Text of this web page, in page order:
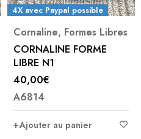
4X avec Paypal possible
Cornaline, Formes Libres
CORNALINE FORME
LIBRE N1
40,00€
A6814
Ajouter au panier